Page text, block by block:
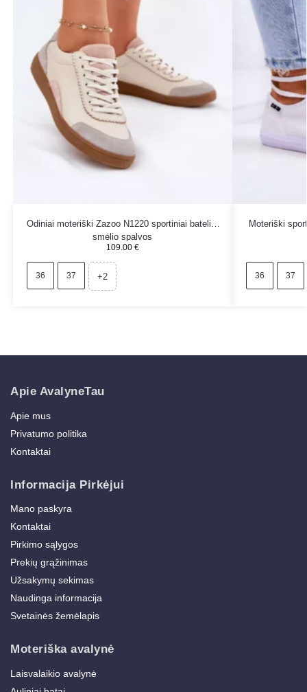
Odiniai moteriški Zazoo N1220 sportiniai bateliai
smėlio spalvos
109.00 €
36 37 +2
Moteriški
36 37
Apie AvalyneTau
Apie mus
Privatumo politika
Kontaktai
Informacija Pirkėjui
Mano paskyra
Kontaktai
Pirkimo sąlygos
Prekių grąžinimas
Užsakymų sekimas
Naudinga informacija
Svetainės žemėlapis
Moteriška avalynė
Laisvalaikio avalynė